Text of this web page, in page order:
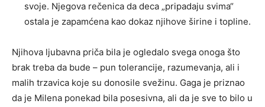
svoje. Njegova rečenica da deca „pripadaju svima“
ostala je zapamćena kao dokaz njihove širine i topline.
Njihova ljubavna priča bila je ogledalo svega onoga što
brak treba da bude – pun tolerancije, razumevanja, ali i
malih trzavica koje su donosile svežinu. Gaga je priznao
da je Milena ponekad bila posesivna, ali da je sve to bilo u